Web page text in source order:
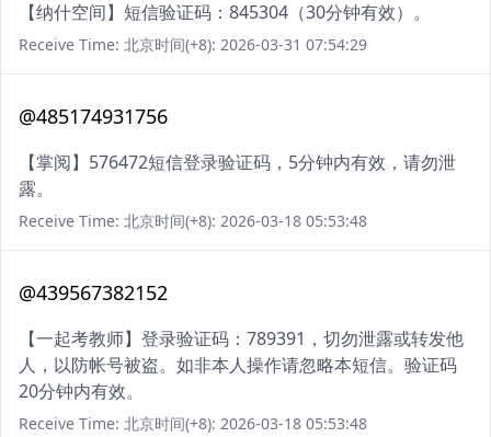
【纳什空间】短信验证码：845304（30分钟有效）。
Receive Time: 北京时间(+8): 2026-03-31 07:54:29
@485174931756
【掌阅】576472短信登录验证码，5分钟内有效，请勿泄
露。
Receive Time: 北京时间(+8): 2026-03-18 05:53:48
@439567382152
【一起考教师】登录验证码：789391，切勿泄露或转发他
人，以防帐号被盗。如非本人操作请忽略本短信。验证码
20分钟内有效。
Receive Time: 北京时间(+8): 2026-03-18 05:53:48